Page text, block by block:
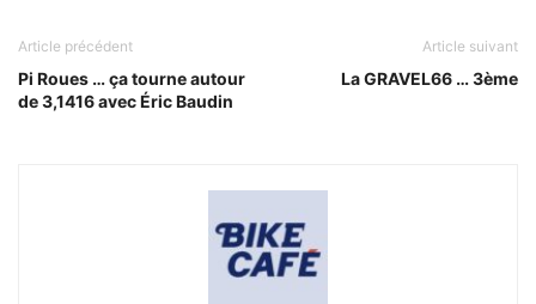
Article précédent
Pi Roues … ça tourne autour
de 3,1416 avec Éric Baudin
Article suivant
La GRAVEL66 … 3ème